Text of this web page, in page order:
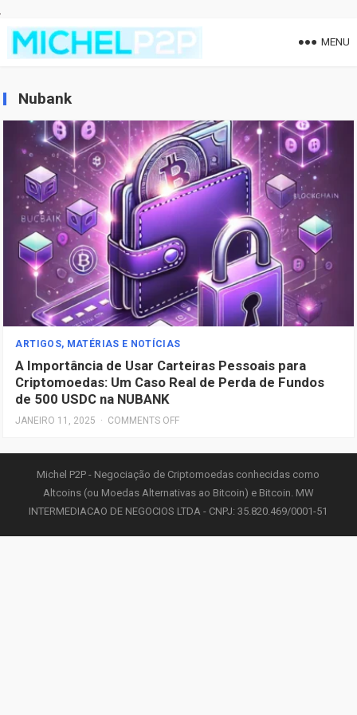
MENU
Nubank
ARTIGOS, MATÉRIAS E NOTÍCIAS
A Importância de Usar Carteiras Pessoais para
Criptomoedas: Um Caso Real de Perda de Fundos
de 500 USDC na NUBANK
JANEIRO 11, 2025 · COMMENTS OFF
Michel P2P - Negociação de Criptomoedas conhecidas como
Altcoins (ou Moedas Alternativas ao Bitcoin) e Bitcoin. MW
INTERMEDIACAO DE NEGOCIOS LTDA - CNPJ: 35.820.469/0001-51